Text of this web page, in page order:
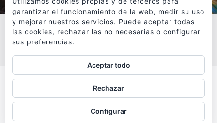
VER MÁS
Todos los textos y fotografías de
www.viajesyfotografia.comson propiedad de su autor
y están protegidos por © Copyright
garantizar el funcionamiento de la web, medir su uso
y mejorar nuestros servicios. Puede aceptar todas
las cookies, rechazar las no necesarias o configurar
sus preferencias.
Aceptar todo
Rechazar
Configurar